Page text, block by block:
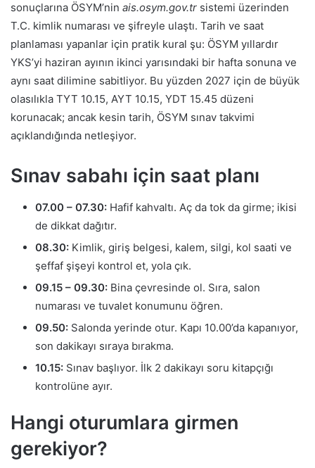
sonuçlarına ÖSYM’nin ais.osym.gov.tr sistemi üzerinden
T.C. kimlik numarası ve şifreyle ulaştı. Tarih ve saat
planlaması yapanlar için pratik kural şu: ÖSYM yıllardır
YKS’yi haziran ayının ikinci yarısındaki bir hafta sonuna ve
aynı saat dilimine sabitliyor. Bu yüzden 2027 için de büyük
olasılıkla TYT 10.15, AYT 10.15, YDT 15.45 düzeni
korunacak; ancak kesin tarih, ÖSYM sınav takvimi
açıklandığında netleşiyor.
Sınav sabahı için saat planı
07.00 – 07.30: Hafif kahvaltı. Aç da tok da girme; ikisi
de dikkat dağıtır.
08.30: Kimlik, giriş belgesi, kalem, silgi, kol saati ve
şeffaf şişeyi kontrol et, yola çık.
09.15 – 09.30: Bina çevresinde ol. Sıra, salon
numarası ve tuvalet konumunu öğren.
09.50: Salonda yerinde otur. Kapı 10.00’da kapanıyor,
son dakikayı sıraya bırakma.
10.15: Sınav başlıyor. İlk 2 dakikayı soru kitapçığı
kontrolüne ayır.
Hangi oturumlara girmen
gerekiyor?